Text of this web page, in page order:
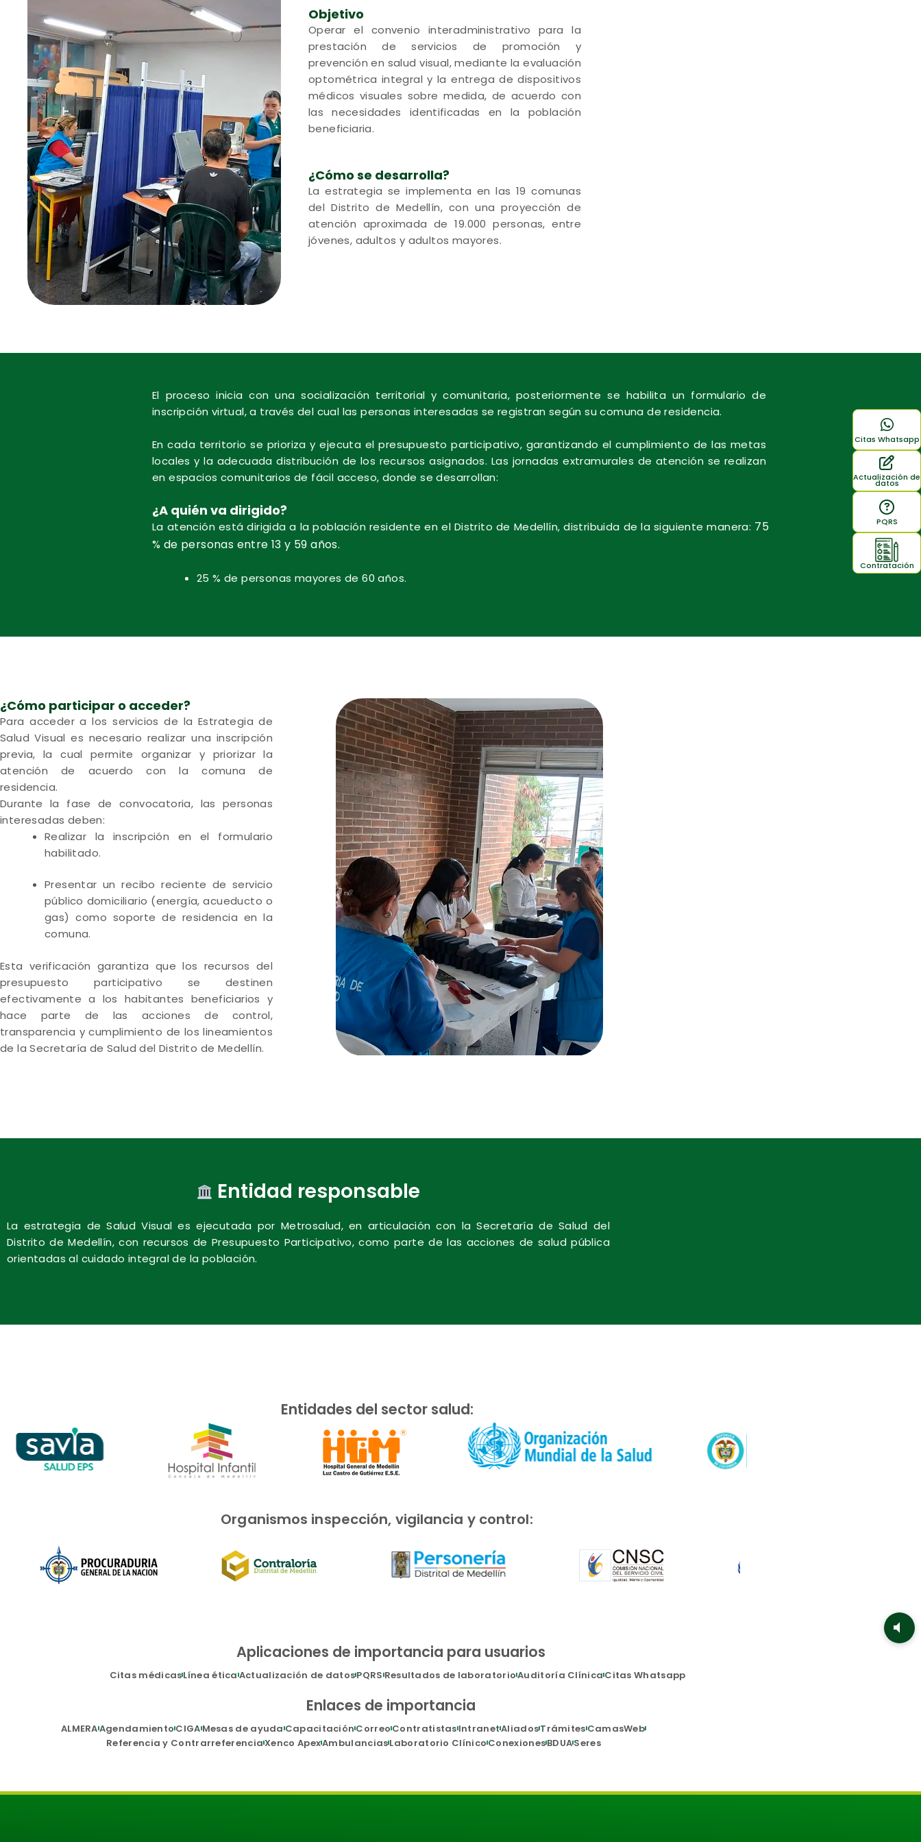
Objetivo
Operar el convenio interadministrativo para la
prestación de servicios de promoción y
prevención en salud visual, mediante la evaluación
optométrica integral y la entrega de dispositivos
médicos visuales sobre medida, de acuerdo con
las necesidades identificadas en la población
beneficiaria.
¿Cómo se desarrolla?
La estrategia se implementa en las 19 comunas
del Distrito de Medellín, con una proyección de
atención aproximada de 19.000 personas, entre
jóvenes, adultos y adultos mayores.
El proceso inicia con una socialización territorial y comunitaria, posteriormente se habilita un formulario de
inscripción virtual, a través del cual las personas interesadas se registran según su comuna de residencia.
En cada territorio se prioriza y ejecuta el presupuesto participativo, garantizando el cumplimiento de las metas
locales y la adecuada distribución de los recursos asignados. Las jornadas extramurales de atención se realizan
en espacios comunitarios de fácil acceso, donde se desarrollan:
¿A quién va dirigido?
La atención está dirigida a la población residente en el Distrito de Medellín, distribuida de la siguiente manera: 75
% de personas entre 13 y 59 años.
25 % de personas mayores de 60 años.
¿Cómo participar o acceder?
Para acceder a los servicios de la Estrategia de
Salud Visual es necesario realizar una inscripción
previa, la cual permite organizar y priorizar la
atención de acuerdo con la comuna de
residencia.
Durante la fase de convocatoria, las personas
interesadas deben:
Realizar la inscripción en el formulario
habilitado.
Presentar un recibo reciente de servicio
público domiciliario (energía, acueducto o
gas) como soporte de residencia en la
comuna.
Esta verificación garantiza que los recursos del
presupuesto participativo se destinen
efectivamente a los habitantes beneficiarios y
hace parte de las acciones de control,
transparencia y cumplimiento de los lineamientos
de la Secretaría de Salud del Distrito de Medellín.
Entidad responsable
La estrategia de Salud Visual es ejecutada por Metrosalud, en articulación con la Secretaría de Salud del
Distrito de Medellín, con recursos de Presupuesto Participativo, como parte de las acciones de salud pública
orientadas al cuidado integral de la población.
Entidades del sector salud:
Organismos inspección, vigilancia y control:
Aplicaciones de importancia para usuarios
Citas médicasLínea éticaActualización de datosPQRSResultados de laboratorioAuditoría ClínicaCitas Whatsapp
Enlaces de importancia
ALMERAAgendamientoCIGAMesas de ayudaCapacitaciónCorreoContratistasIntranetAliadosTrámitesCamasWeb
Referencia y ContrarreferenciaXenco ApexAmbulanciasLaboratorio ClínicoConexionesBDUASeres
Citas Whatsapp
Actualización de
datos
PQRS
Contratación